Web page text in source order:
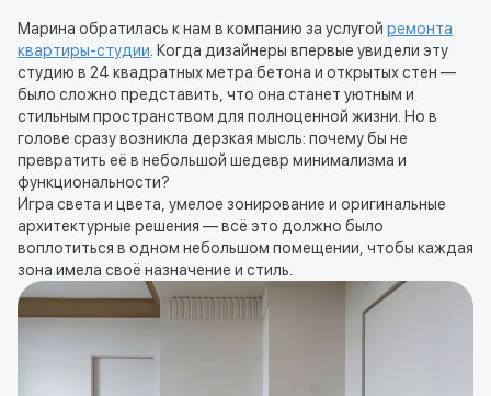
Марина обратилась к нам в компанию за услугой ремонта
квартиры-студии . Когда дизайнеры впервые увидели эту
студию в 24 квадратных метра бетона и открытых стен —
было сложно представить, что она станет уютным и
стильным пространством для полноценной жизни. Но в
голове сразу возникла дерзкая мысль: почему бы не
превратить её в небольшой шедевр минимализма и
функциональности?
Игра света и цвета, умелое зонирование и оригинальные
архитектурные решения — всё это должно было
воплотиться в одном небольшом помещении, чтобы каждая
зона имела своё назначение и стиль.